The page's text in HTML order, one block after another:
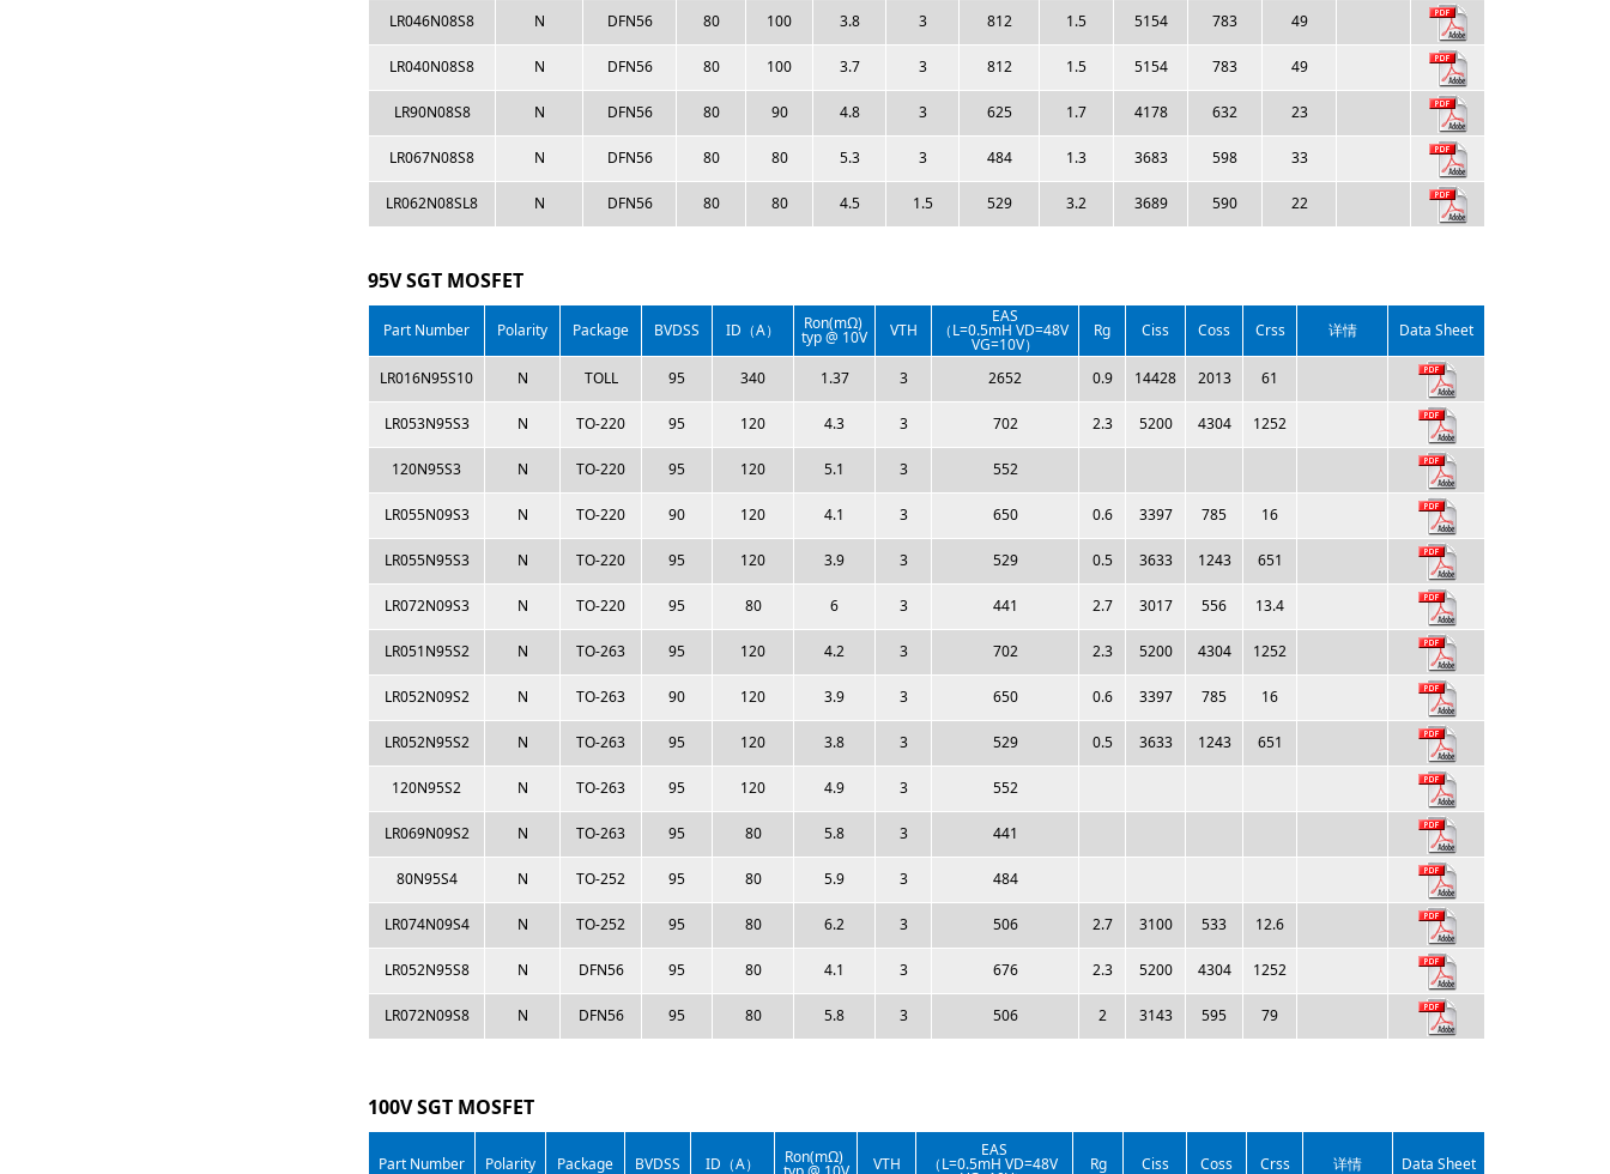
LR046N08S8 N DFN56 80 100 3.8 3 812 1.5 5154 783 49
LR040N08S8 N DFN56 80 100 3.7 3 812 1.5 5154 783 49
LR90N08S8 N DFN56 80 90 4.8 3 625 1.7 4178 632 23
LR067N08S8 N DFN56 80 80 5.3 3 484 1.3 3683 598 33
LR062N08SL8 N DFN56 80 80 4.5 1.5 529 3.2 3689 590 22
95V SGT MOSFET
Part Number Polarity Package BVDSS ID（A） Ron(mΩ)
typ @ 10V VTH
EAS
（L=0.5mH VD=48V
VG=10V）
Rg Ciss Coss Crss 详情 Data Sheet
LR016N95S10 N TOLL 95 340 1.37 3 2652 0.9 14428 2013 61
LR053N95S3 N TO-220 95 120 4.3 3 702 2.3 5200 4304 1252
120N95S3 N TO-220 95 120 5.1 3 552
LR055N09S3 N TO-220 90 120 4.1 3 650 0.6 3397 785 16
LR055N95S3 N TO-220 95 120 3.9 3 529 0.5 3633 1243 651
LR072N09S3 N TO-220 95 80 6 3 441 2.7 3017 556 13.4
LR051N95S2 N TO-263 95 120 4.2 3 702 2.3 5200 4304 1252
LR052N09S2 N TO-263 90 120 3.9 3 650 0.6 3397 785 16
LR052N95S2 N TO-263 95 120 3.8 3 529 0.5 3633 1243 651
120N95S2 N TO-263 95 120 4.9 3 552
LR069N09S2 N TO-263 95 80 5.8 3 441
80N95S4 N TO-252 95 80 5.9 3 484
LR074N09S4 N TO-252 95 80 6.2 3 506 2.7 3100 533 12.6
LR052N95S8 N DFN56 95 80 4.1 3 676 2.3 5200 4304 1252
LR072N09S8 N DFN56 95 80 5.8 3 506 2 3143 595 79
100V SGT MOSFET
Part Number Polarity Package BVDSS ID（A） Ron(mΩ) VTH
EAS
（L=0.5mH VD=48V Rg Ciss Coss Crss 详情 Data Sheet